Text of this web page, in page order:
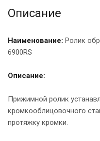
Описание
Наименование: Ролик
6900RS
Описание:
Прижимной ролик
кромкооблицовочного
протяжку кромки.